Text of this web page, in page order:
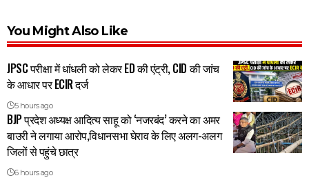
You Might Also Like
JPSC परीक्षा में धांधली को लेकर ED की एंट्री, CID की जांच
के आधार पर ECIR दर्ज
5 hours ago
BJP प्रदेश अध्यक्ष आदित्य साहू को ‘नजरबंद’ करने का अमर
बाउरी ने लगाया आरोप,विधानसभा घेराव के लिए अलग-अलग
जिलों से पहुंचे छात्र
6 hours ago